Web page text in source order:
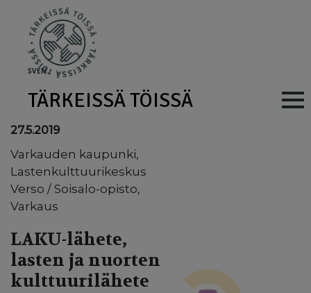
SVEN
TÄRKEISSÄ TÖISSÄ Main
27.5.2019
Varkauden kaupunki,
Lastenkulttuurikeskus
Verso / Soisalo-opisto,
Varkaus
LAKU-lähete,
lasten ja nuorten
kulttuurilähete